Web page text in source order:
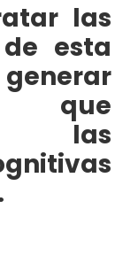
las
esta
que
las